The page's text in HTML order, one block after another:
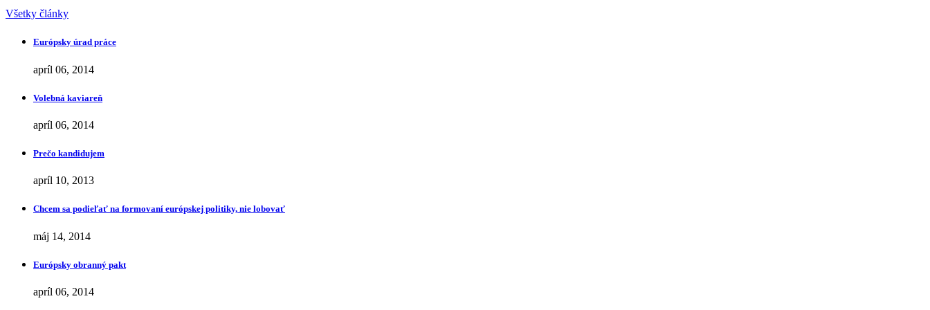
Všetky články
Európsky úrad práce
apríl 06, 2014
Volebná kaviareň
apríl 06, 2014
Prečo kandidujem
apríl 10, 2013
Chcem sa podieľať na formovaní európskej politiky, nie lobovať
máj 14, 2014
Európsky obranný pakt
apríl 06, 2014